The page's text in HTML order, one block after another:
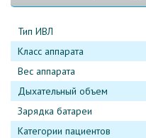
Тип ИВЛ
Класс аппарата
Вес аппарата
Дыхательный объем
Зарядка батареи
Категории пациентов